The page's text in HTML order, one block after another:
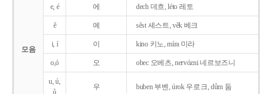
모음
e, é 에 dech 데흐, léto 레토
ě 예 sěst 셰스트, věk 베크
i, í 이 kino 키노, míra 미라
o,ó 오 obec 오베츠, nervózni 네르보즈니
u, ú,
ů
우 buben 부벤, úrok 우로크, dům 둠